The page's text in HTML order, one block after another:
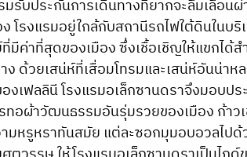
มรับประกันการเดินทางที่ยากจะลืมเลือน
โรงแรมอยู่ใกล้กับสถานีรถไฟใต้ดินในบริ
มีค่าที่สุดของเมือง ซึ่งเชื้อเชิญให้แขกได้
ง ด้วยเสน่ห์ที่เสื่อมโทรมและเสน่ห์อันน่าห
เฟลลินี โรงแรมอเล็กซานดราจึงมอบป
อผ้าวัฒนธรรมอันรุ่มรวยของเมือง ก้าว
ามหรูหราทันสมัย แต่ละซอกมุมอบอวลไ